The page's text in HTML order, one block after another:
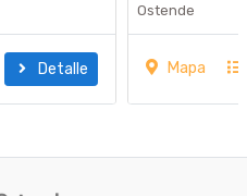
Detalle
Ostende
Mapa